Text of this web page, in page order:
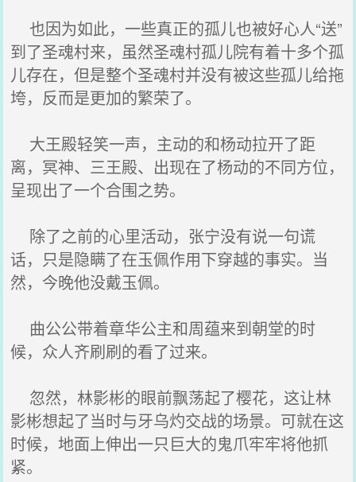
也因为如此，一些真正的孤儿也被好心人“送”
到了圣魂村来，虽然圣魂村孤儿院有着十多个孤
儿存在，但是整个圣魂村并没有被这些孤儿给拖
垮，反而是更加的繁荣了。
大王殿轻笑一声，主动的和杨动拉开了距
离，冥神、三王殿、出现在了杨动的不同方位，
呈现出了一个合围之势。
除了之前的心里活动，张宁没有说一句谎
话，只是隐瞒了在玉佩作用下穿越的事实。当
然，今晚他没戴玉佩。
曲公公带着章华公主和周蕴来到朝堂的时
候，众人齐刷刷的看了过来。
忽然，林影彬的眼前飘荡起了樱花，这让林
影彬想起了当时与牙乌灼交战的场景。可就在这
时候，地面上伸出一只巨大的鬼爪牢牢将他抓
紧。